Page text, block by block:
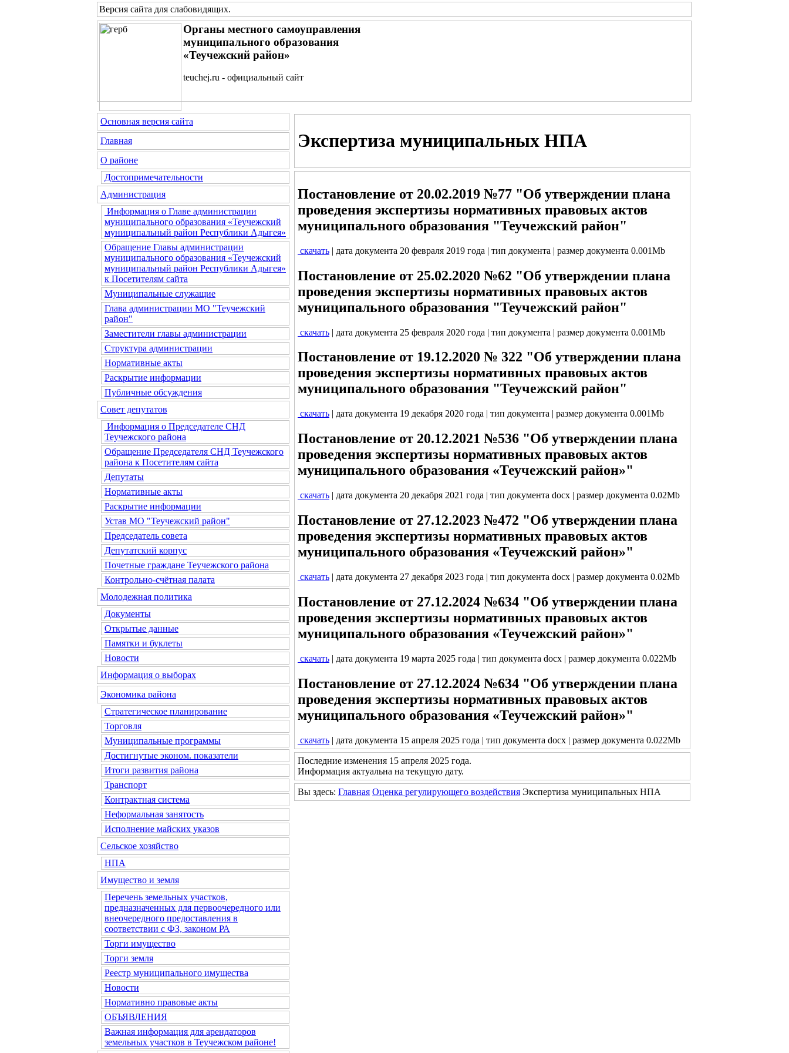
Версия сайта для слабовидящих.
Органы местного самоуправления
муниципального образования
«Теучежский район»
teuchej.ru - официальный сайт
Основная версия сайта
Главная
О районе
Достопримечательности
Администрация
Информация о Главе администрации
муниципального образования «Теучежский
муниципальный район Республики Адыгея»
Обращение Главы администрации
муниципального образования «Теучежский
муниципальный район Республики Адыгея»
к Посетителям сайта
Муниципальные служащие
Глава администрации МО "Теучежский
район"
Заместители главы администрации
Структура администрации
Нормативные акты
Раскрытие информации
Публичные обсуждения
Совет депутатов
Информация о Председателе СНД
Теучежского района
Обращение Председателя СНД Теучежского
района к Посетителям сайта
Депутаты
Нормативные акты
Раскрытие информации
Устав МО "Теучежский район"
Председатель совета
Депутатский корпус
Почетные граждане Теучежского района
Контрольно-счётная палата
Молодежная политика
Документы
Открытые данные
Памятки и буклеты
Новости
Информация о выборах
Экономика района
Стратегическое планирование
Торговля
Муниципальные программы
Достигнутые эконом. показатели
Итоги развития района
Транспорт
Контрактная система
Неформальная занятость
Исполнение майских указов
Сельское хозяйство
НПА
Имущество и земля
Перечень земельных участков,
предназначенных для первоочередного или
внеочередного предоставления в
соответствии с ФЗ, законом РА
Торги имущество
Торги земля
Реестр муниципального имущества
Новости
Нормативно правовые акты
ОБЪЯВЛЕНИЯ
Важная информация для арендаторов
земельных участков в Теучежском районе!
Экспертиза муниципальных НПА
Постановление от 20.02.2019 №77 "Об утверждении плана
проведения экспертизы нормативных правовых актов
муниципального образования "Теучежский район"
скачать | дата документа 20 февраля 2019 года | тип документа | размер документа 0.001Mb
Постановление от 25.02.2020 №62 "Об утверждении плана
проведения экспертизы нормативных правовых актов
муниципального образования "Теучежский район"
скачать | дата документа 25 февраля 2020 года | тип документа | размер документа 0.001Mb
Постановление от 19.12.2020 № 322 "Об утверждении плана
проведения экспертизы нормативных правовых актов
муниципального образования "Теучежский район"
скачать | дата документа 19 декабря 2020 года | тип документа | размер документа 0.001Mb
Постановление от 20.12.2021 №536 "Об утверждении плана
проведения экспертизы нормативных правовых актов
муниципального образования «Теучежский район»"
скачать | дата документа 20 декабря 2021 года | тип документа docx | размер документа 0.02Mb
Постановление от 27.12.2023 №472 "Об утверждении плана
проведения экспертизы нормативных правовых актов
муниципального образования «Теучежский район»"
скачать | дата документа 27 декабря 2023 года | тип документа docx | размер документа 0.02Mb
Постановление от 27.12.2024 №634 "Об утверждении плана
проведения экспертизы нормативных правовых актов
муниципального образования «Теучежский район»"
скачать | дата документа 19 марта 2025 года | тип документа docx | размер документа 0.022Mb
Постановление от 27.12.2024 №634 "Об утверждении плана
проведения экспертизы нормативных правовых актов
муниципального образования «Теучежский район»"
скачать | дата документа 15 апреля 2025 года | тип документа docx | размер документа 0.022Mb
Последние изменения 15 апреля 2025 года.
Информация актуальна на текущую дату.
Вы здесь: Главная Оценка регулирующего воздействия Экспертиза муниципальных НПА